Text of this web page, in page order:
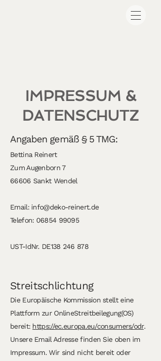
Angaben gemäß § 5 TMG:
Bettina Reinert
Zum Augenborn 7
66606 Sankt Wendel
Email: info@deko-reinert.de
Telefon: 06854 99095
UST-IdNr. DE138 246 878
Streitschlichtung
Die Europäische Kommission stellt eine
Plattform zur OnlineStreitbeilegung(OS)
bereit: https://ec.europa.eu/consumers/odr.
Unsere Email Adresse finden Sie oben im
Impressum. Wir sind nicht bereit oder
IMPRESSUM &
DATENSCHUTZ